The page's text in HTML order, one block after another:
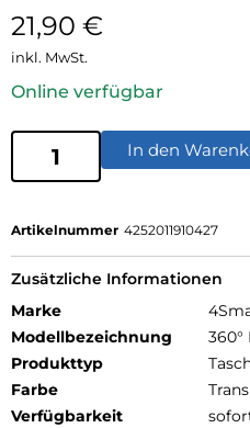
21,90 €
inkl. MwSt.
Online verfügbar
In den
Artikelnummer 4252011910427
Zusätzliche Informationen
Marke
Modellbezeichnung
Produkttyp
Farbe
Verfügbarkeit